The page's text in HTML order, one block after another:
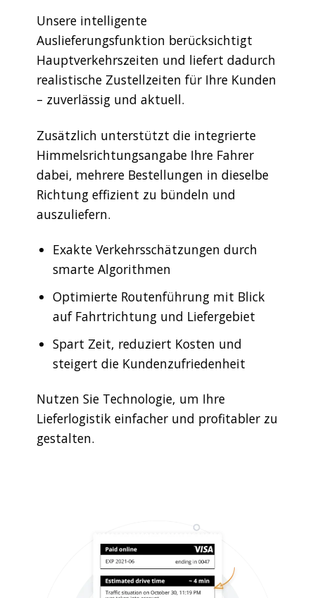
Unsere intelligente
Auslieferungsfunktion berücksichtigt
Hauptverkehrszeiten und liefert dadurch
realistische Zustellzeiten für Ihre Kunden
– zuverlässig und aktuell.
Zusätzlich unterstützt die integrierte
Himmelsrichtungsangabe Ihre Fahrer
dabei, mehrere Bestellungen in dieselbe
Richtung effizient zu bündeln und
auszuliefern.
Exakte Verkehrsschätzungen durch
smarte Algorithmen
Optimierte Routenführung mit Blick
auf Fahrtrichtung und Liefergebiet
Spart Zeit, reduziert Kosten und
steigert die Kundenzufriedenheit
Nutzen Sie Technologie, um Ihre
Lieferlogistik einfacher und profitabler zu
gestalten.